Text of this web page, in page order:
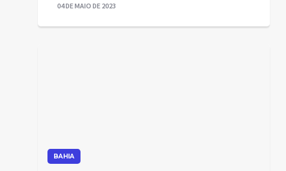
04 DE MAIO DE 2023
BAHIA